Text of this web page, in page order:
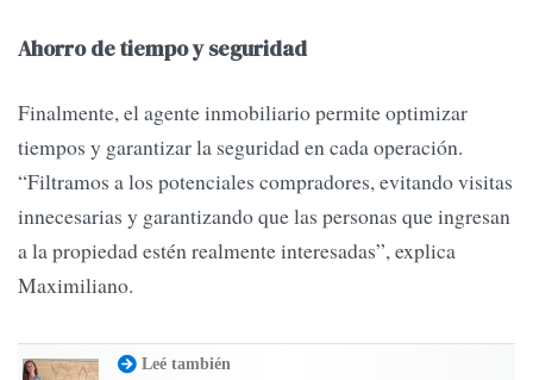
Ahorro de tiempo y seguridad
Finalmente, el agente inmobiliario permite optimizar
tiempos y garantizar la seguridad en cada operación.
“Filtramos a los potenciales compradores, evitando visitas
innecesarias y garantizando que las personas que ingresan
a la propiedad estén realmente interesadas”, explica
Maximiliano.
Leé también